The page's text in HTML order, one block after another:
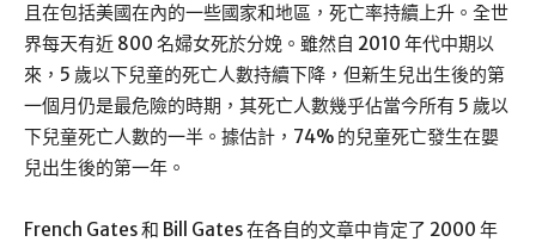
且在包括美國在內的一些國家和地區，死亡率持續上升。全世
界每天有近 800 名婦女死於分娩。雖然自 2010 年代中期以
來，5 歲以下兒童的死亡人數持續下降，但新生兒出生後的第
一個月仍是最危險的時期，其死亡人數幾乎佔當今所有 5 歲以
下兒童死亡人數的一半。據估計，74% 的兒童死亡發生在嬰
兒出生後的第一年。
French Gates 和 Bill Gates 在各自的文章中肯定了 2000 年